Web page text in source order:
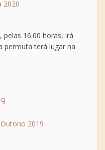
16:00 horas, irá
permuta terá lugar na